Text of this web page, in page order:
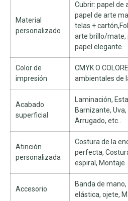
Material
personalizado
Cubrir: papel de
papel de arte
telas +
arte brillo/mate,
papel elegante
Color de
impresión
CMYK O
ambientales de
Acabado
superficial
Laminación,
Barnizante,
Arrugado, etc..
Atinción
personalizada
Costura de la
perfecta,
espiral, Montaje
Accesorio
Banda de
elástica, ojete,